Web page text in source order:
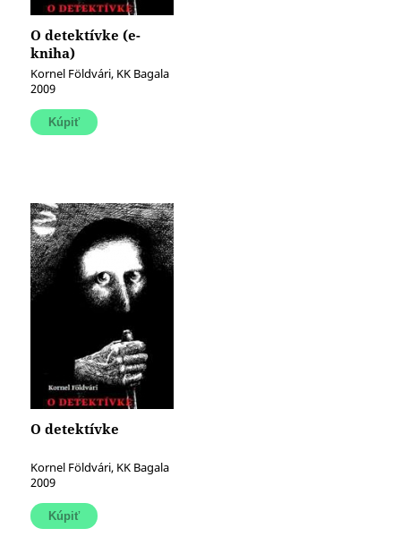
O detektívke (e-
kniha)
Kornel Földvári, KK Bagala
2009
O detektívke
Kornel Földvári, KK Bagala
2009